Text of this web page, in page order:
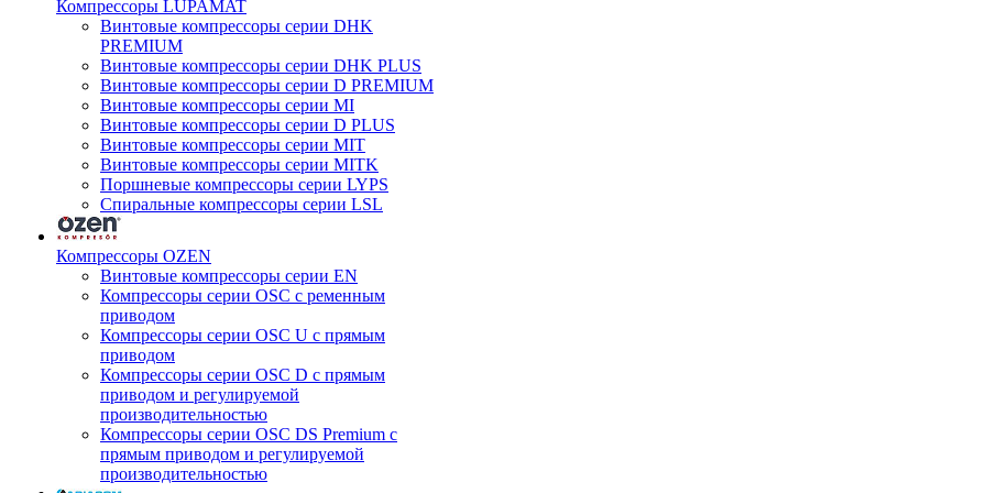
Компрессоры LUPAMAT
Винтовые компрессоры серии DHK
PREMIUM
Винтовые компрессоры серии DHK PLUS
Винтовые компрессоры серии D PREMIUM
Винтовые компрессоры серии MI
Винтовые компрессоры серии D PLUS
Винтовые компрессоры серии MIT
Винтовые компрессоры серии MITK
Поршневые компрессоры серии LYPS
Спиральные компрессоры серии LSL
Компрессоры OZEN
Винтовые компрессоры серии EN
Компрессоры серии OSC с ременным
приводом
Компрессоры серии OSC U с прямым
приводом
Компрессоры серии OSC D с прямым
приводом и регулируемой
производительностью
Компрессоры серии OSC DS Premium с
прямым приводом и регулируемой
производительностью